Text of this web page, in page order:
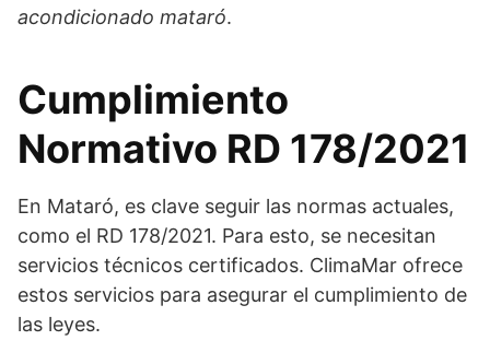
acondicionado mataró.
Cumplimiento
Normativo RD 178/2021
En Mataró, es clave seguir las normas actuales,
como el RD 178/2021. Para esto, se necesitan
servicios técnicos certificados. ClimaMar ofrece
estos servicios para asegurar el cumplimiento de
las leyes.